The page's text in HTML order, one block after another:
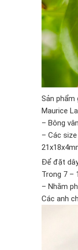
Sản phẩm
Maurice
– Bông
– Các
Để đặt
Trong 7 –
– Nhằm
Các anh